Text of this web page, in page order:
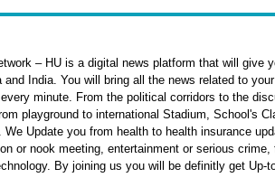
– HU is a digital news platform that will give
and India. You will bring all the news related to
minute. From the political corridors to the
playground to international Stadium, School's
Update you from health to health insurance
or nook meeting, entertainment or serious
By joining us you will be definitly get Up-